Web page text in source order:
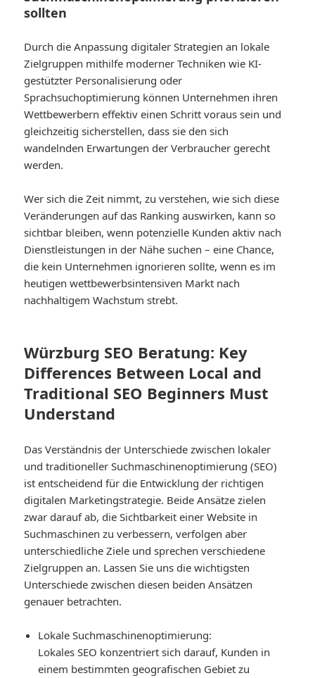
sollten
Durch die Anpassung digitaler Strategien an lokale
Zielgruppen mithilfe moderner Techniken wie KI-
gestützter Personalisierung oder
Sprachsuchoptimierung können Unternehmen ihren
Wettbewerbern effektiv einen Schritt voraus sein und
gleichzeitig sicherstellen, dass sie den sich
wandelnden Erwartungen der Verbraucher gerecht
werden.
Wer sich die Zeit nimmt, zu verstehen, wie sich diese
Veränderungen auf das Ranking auswirken, kann so
sichtbar bleiben, wenn potenzielle Kunden aktiv nach
Dienstleistungen in der Nähe suchen – eine Chance,
die kein Unternehmen ignorieren sollte, wenn es im
heutigen wettbewerbsintensiven Markt nach
nachhaltigem Wachstum strebt.
Würzburg SEO Beratung: Key
Differences Between Local and
Traditional SEO Beginners Must
Understand
Das Verständnis der Unterschiede zwischen lokaler
und traditioneller Suchmaschinenoptimierung (SEO)
ist entscheidend für die Entwicklung der richtigen
digitalen Marketingstrategie. Beide Ansätze zielen
zwar darauf ab, die Sichtbarkeit einer Website in
Suchmaschinen zu verbessern, verfolgen aber
unterschiedliche Ziele und sprechen verschiedene
Zielgruppen an. Lassen Sie uns die wichtigsten
Unterschiede zwischen diesen beiden Ansätzen
genauer betrachten.
Lokale Suchmaschinenoptimierung:
Lokales SEO konzentriert sich darauf, Kunden in
einem bestimmten geografischen Gebiet zu